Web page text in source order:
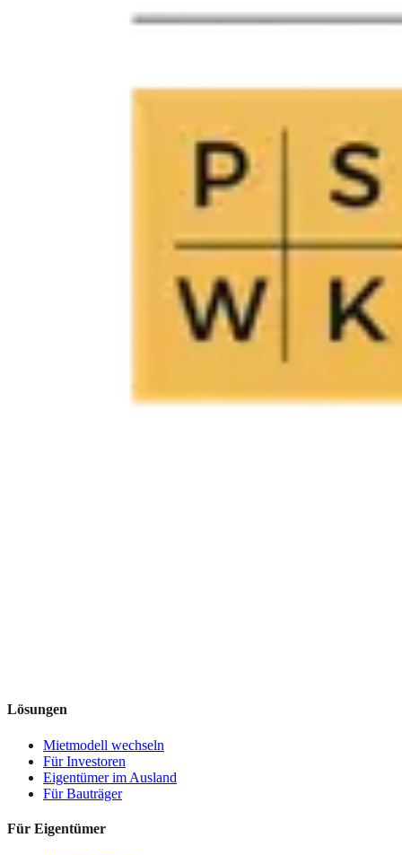
Lösungen
Mietmodell wechseln
Für Investoren
Eigentümer im Ausland
Für Bauträger
Für Eigentümer